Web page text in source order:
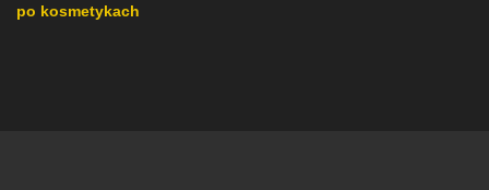
po kosmetykach